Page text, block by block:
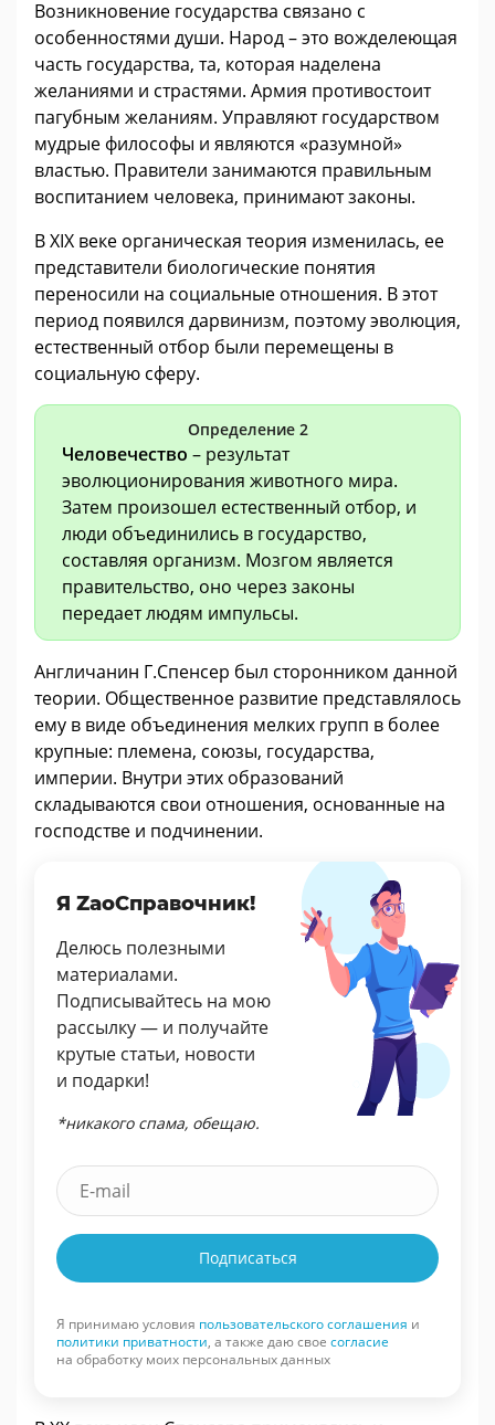
Возникновение государства связано с
особенностями души. Народ – это вожделеющая
часть государства, та, которая наделена
желаниями и страстями. Армия противостоит
пагубным желаниям. Управляют государством
мудрые философы и являются «разумной»
властью. Правители занимаются правильным
воспитанием человека, принимают законы.
В XIX веке органическая теория изменилась, ее
представители биологические понятия
переносили на социальные отношения. В этот
период появился дарвинизм, поэтому эволюция,
естественный отбор были перемещены в
социальную сферу.
Определение 2
Человечество – результат
эволюционирования животного мира.
Затем произошел естественный отбор, и
люди объединились в государство,
составляя организм. Мозгом является
правительство, оно через законы
передает людям импульсы.
Англичанин Г.Спенсер был сторонником данной
теории. Общественное развитие представлялось
ему в виде объединения мелких групп в более
крупные: племена, союзы, государства,
империи. Внутри этих образований
складываются свои отношения, основанные на
господстве и подчинении.
Я ZaoСправочник!
Делюсь полезными
материалами.
Подписывайтесь на мою
рассылку — и получайте
крутые статьи, новости
и подарки!
*никакого спама, обещаю.
Подписаться
Я принимаю условия пользовательского соглашения и
политики приватности, а также даю свое согласие
на обработку моих персональных данных